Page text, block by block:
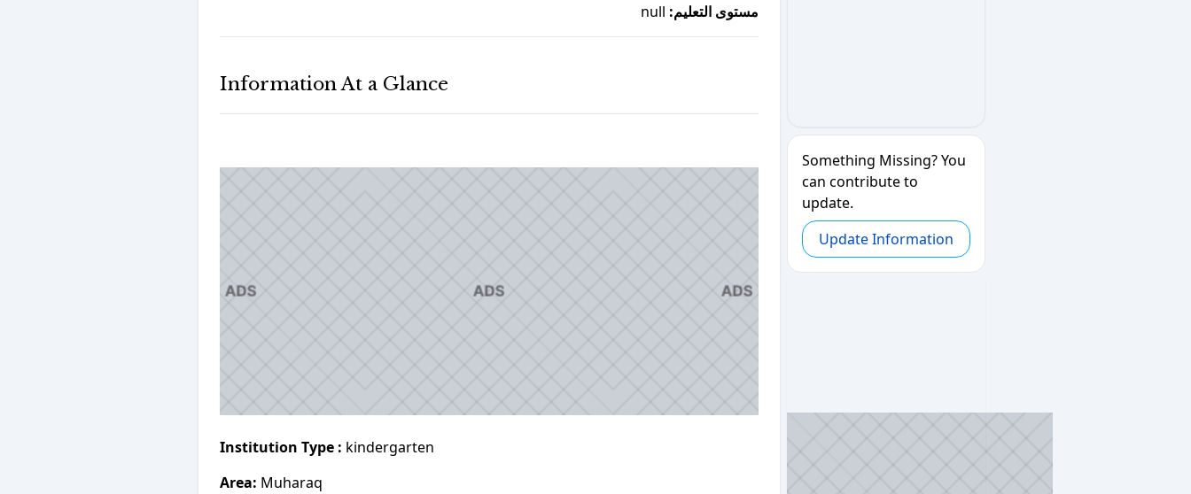
مستوى التعليم:
Information At a Glance
Institution Type : kindergarten
Area: Muharaq
Something Missing? You
can contribute to
update.
Update Information